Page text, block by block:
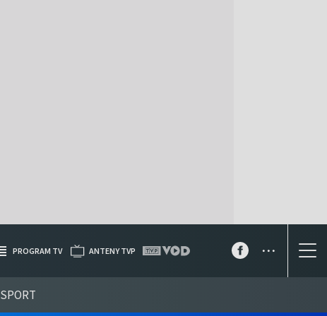
SPORT
PROGRAM TV ANTENY TVP ...